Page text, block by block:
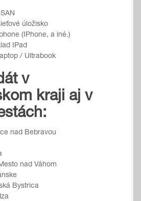
úložisko
(IPhone, a iné.)
IPad
/ Ultrabook
v
kraji aj v
nad Bebravou
nad Váhom
Bystrica